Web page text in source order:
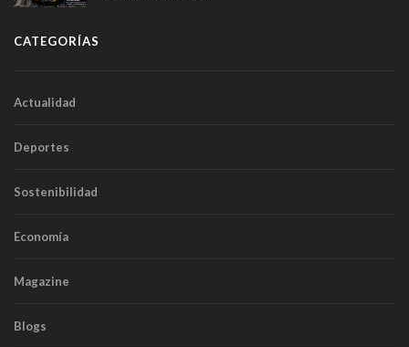
CATEGORÍAS
Actualidad
Deportes
Sostenibilidad
Economía
Magazine
Blogs